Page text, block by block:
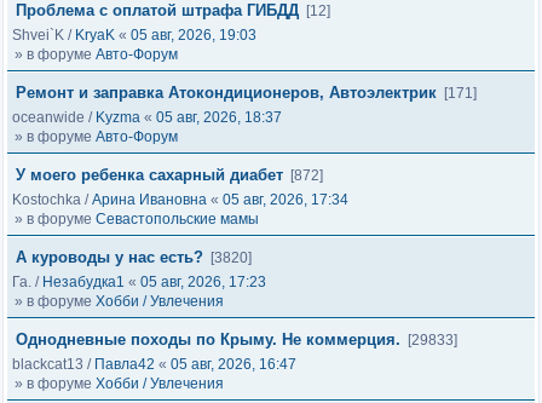
Проблема с оплатой штрафа ГИБДД [12]
Shvei`K / KryaK « 05 авг, 2026, 19:03
» в форуме Авто-Форум
Ремонт и заправка Атокондиционеров, Автоэлектрик [171]
oceanwide / Kyzma « 05 авг, 2026, 18:37
» в форуме Авто-Форум
У моего ребенка сахарный диабет [872]
Kostochka /Арина Ивановна « 05 авг, 2026, 17:34
» в форуме Севастопольские мамы
А куроводы у нас есть? [3820]
Га. / Незабудка1 « 05 авг, 2026, 17:23
» в форуме Хобби / Увлечения
Однодневные походы по Крыму. Не коммерция.
[29833]
blackcat13 / Павла42 « 05 авг, 2026, 16:47
» в форуме Хобби / Увлечения